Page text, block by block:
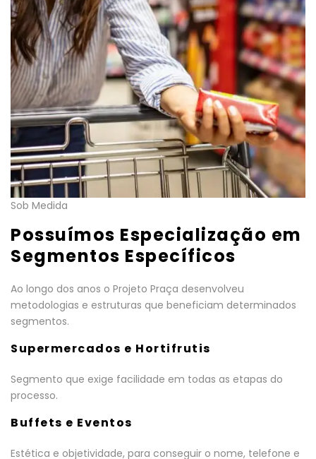
Sob Medida
Possuímos Especialização em
Segmentos Específicos
Ao longo dos anos o Projeto Praça desenvolveu
metodologias e estruturas que beneficiam determinados
segmentos.
Supermercados e Hortifrutis
Segmento que exige facilidade em todas as etapas do
processo.
Buffets e Eventos
Estética e objetividade, para conseguir o nome, telefone e